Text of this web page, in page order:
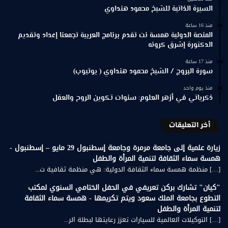
السيرة الذاتية للشيخ محمود هنداوي
منذ 16 ساعة
المنصة الدولية همسة نت تقدم برنامج العربية تجمعنا إعداد وتقديم
الدكتورة إشرق كرونه
منذ 17 ساعة
سورة البروج / الشيخ محمود هنداوي ( يوتيوب)
منذ يوم واحد
ذكرياتي في أزهر العلوم: سنوات تكوين الروح والعقل
أخر التعليقات
زيارة علمية إلى جامعة مرمرة وجامعة إسطنبول 29 مايو – إسطنبول -
همسة سماء الثقافة لتنمية المرأة والطفل
[…] منظمة همسة سماء الثقافة الدولية: هي منظمة ثقافية ت...
"كيان" تشارك بركن تعريفي في الحفل الختامي السنوي لمكتب
التطوع بجامعة الملك سعود ويتم تكريمها - همسة سماء الثقافة
لتنمية المرأة والطفل
[…] التوكيلات العالمية للسيارات تعزز رعايتها لبطلة الر...